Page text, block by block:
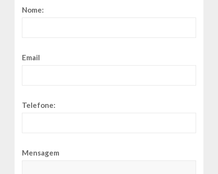
Nome:
Email
Telefone:
Mensagem